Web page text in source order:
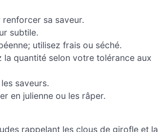
renforcer sa saveur.
subtile.
utilisez frais ou séché.
la quantité selon votre tolérance aux
saveurs.
en julienne ou les râper.
rappelant les clous de girofle et la